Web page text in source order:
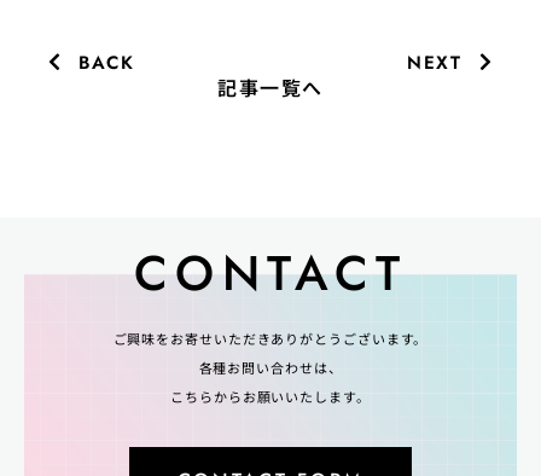
BACK NEXT
記事一覧へ
CONTACT
ご興味をお寄せいただきありがとうございます。
各種お問い合わせは、
こちらからお願いいたします。